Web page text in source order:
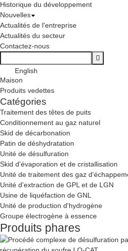
Historique du développement
Nouvelles
Actualités de l'entreprise
Actualités du secteur
Contactez-nous
English
Maison
Produits vedettes
Catégories
Traitement des têtes de puits
Conditionnement au gaz naturel
Skid de décarbonation
Patin de déshydratation
Unité de désulfuration
Skid d'évaporation et de cristallisation
Unité de traitement des gaz
Unité d'extraction de GPL et de LGN
Usine de liquéfaction de GNL
Unité de production d'hydrogène
Groupe électrogène à essence
Produits phares